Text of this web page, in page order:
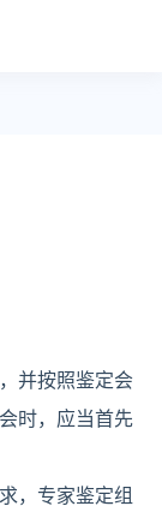
并按照鉴定会
时，应当首先
，专家鉴定组